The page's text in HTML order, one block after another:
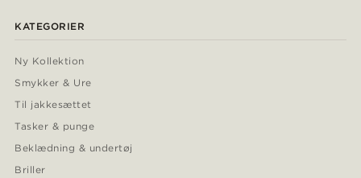
KATEGORIER
Ny Kollektion
Smykker & Ure
Til jakkesættet
Tasker & punge
Beklædning & undertøj
Briller